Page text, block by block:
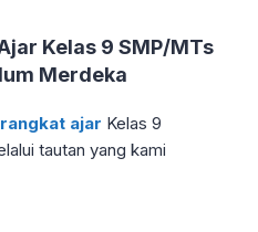
Kelas 9 SMP/MTs
Merdeka
ajar Kelas 9
tautan yang kami